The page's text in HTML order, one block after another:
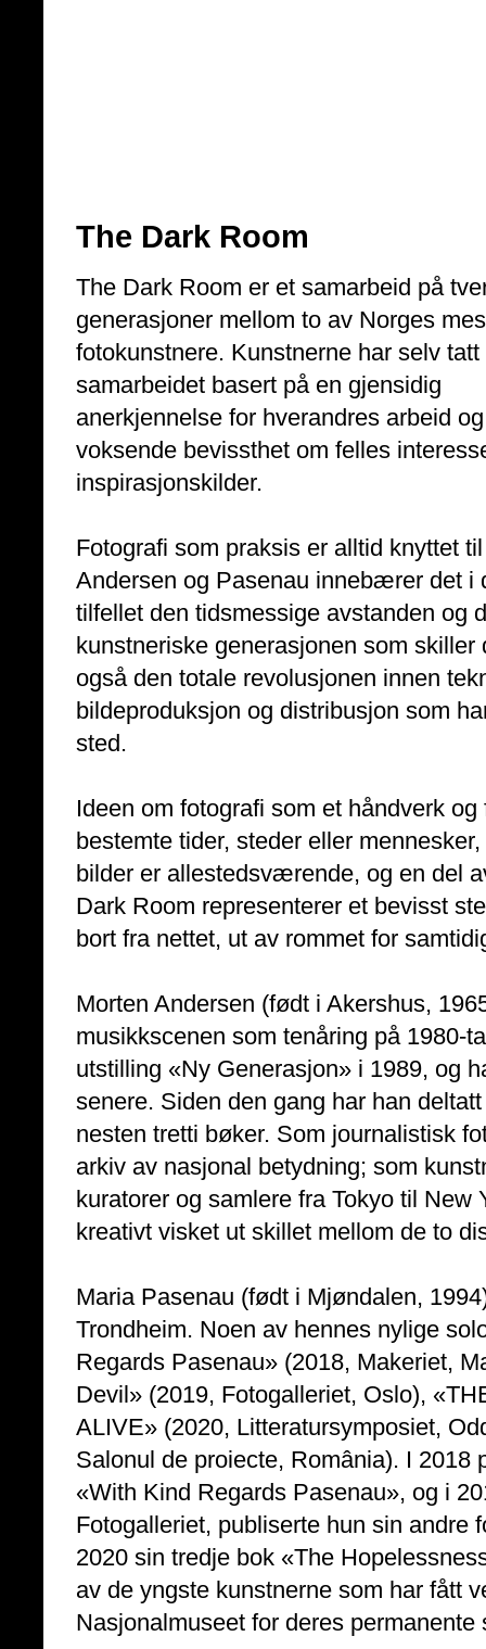
The Dark Room
The Dark Room er et samarbeid på
generasjoner mellom to av Norges
fotokunstnere. Kunstnerne har selv
samarbeidet basert på en gjensidig
anerkjennelse for hverandres arbeid
voksende bevissthet om felles
inspirasjonskilder.
Fotografi som praksis er alltid knyttet
Andersen og Pasenau innebærer det i
tilfellet den tidsmessige avstanden og
kunstneriske generasjonen som skiller
også den totale revolusjonen innen
bildeproduksjon og distribusjon som
sted.
Ideen om fotografi som et håndverk
bestemte tider, steder eller
bilder er allestedsværende, og en del
Dark Room representerer et bevisst
bort fra nettet, ut av rommet for
Morten Andersen (født i Akershus,
musikkscenen som tenåring på 1980-
utstilling «Ny Generasjon» i 1989, og
senere. Siden den gang har han
nesten tretti bøker. Som journalistisk
arkiv av nasjonal betydning; som
kuratorer og samlere fra Tokyo til
kreativt visket ut skillet mellom de to
Maria Pasenau (født i Mjøndalen,
Trondheim. Noen av hennes nylige
Regards Pasenau» (2018, Makeriet,
Devil» (2019, Fotogalleriet, Oslo),
ALIVE» (2020, Litteratursymposiet,
Salonul de proiecte, România). I
«With Kind Regards Pasenau», og i
Fotogalleriet, publiserte hun sin andre
2020 sin tredje bok «The
av de yngste kunstnerne som har fått
Nasjonalmuseet for deres permanente